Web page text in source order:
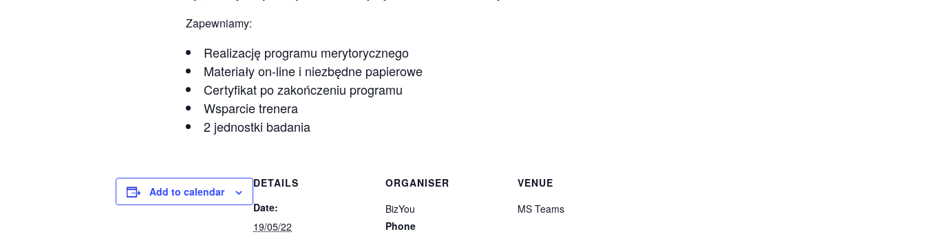
Zapewniamy:
Realizację programu merytorycznego
Materiały on-line i niezbędne papierowe
Certyfikat po zakończeniu programu
Wsparcie trenera
2 jednostki badania
Add to calendar
DETAILS
Date:
19/05/22
ORGANISER
BizYou
Phone
VENUE
MS Teams